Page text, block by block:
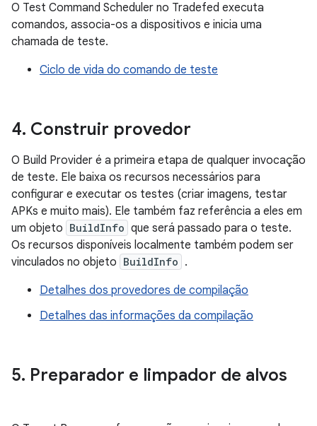
O Test Command Scheduler no Tradefed executa
comandos, associa-os a dispositivos e inicia uma
chamada de teste.
Ciclo de vida do comando de teste
4. Construir provedor
O Build Provider é a primeira etapa de qualquer invocação
de teste. Ele baixa os recursos necessários para
configurar e executar os testes (criar imagens, testar
APKs e muito mais). Ele também faz referência a eles em
um objeto BuildInfo que será passado para o teste.
Os recursos disponíveis localmente também podem ser
vinculados no objeto BuildInfo .
Detalhes dos provedores de compilação
Detalhes das informações da compilação
5. Preparador e limpador de alvos